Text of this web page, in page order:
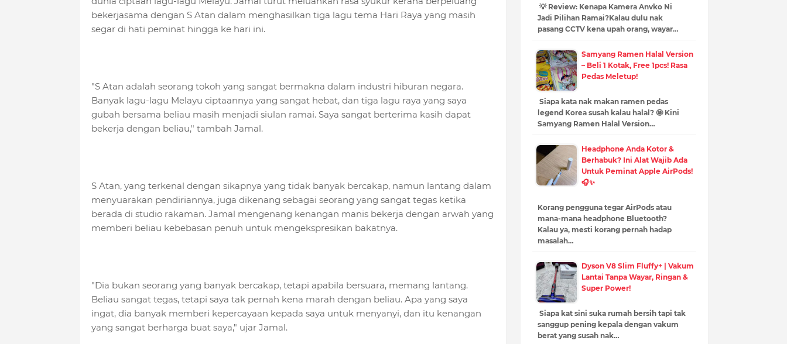
bekerjasama dengan S Atan dalam menghasilkan tiga lagu tema Hari Raya yang masih
segar di hati peminat hingga ke hari ini.
"S Atan adalah seorang tokoh yang sangat bermakna dalam industri hiburan negara.
Banyak lagu-lagu Melayu ciptaannya yang sangat hebat, dan tiga lagu raya yang saya
gubah bersama beliau masih menjadi siulan ramai. Saya sangat berterima kasih dapat
bekerja dengan beliau," tambah Jamal.
S Atan, yang terkenal dengan sikapnya yang tidak banyak bercakap, namun lantang dalam
menyuarakan pendiriannya, juga dikenang sebagai seorang yang sangat tegas ketika
berada di studio rakaman. Jamal mengenang kenangan manis bekerja dengan arwah yang
memberi beliau kebebasan penuh untuk mengekspresikan bakatnya.
"Dia bukan seorang yang banyak bercakap, tetapi apabila bersuara, memang lantang.
Beliau sangat tegas, tetapi saya tak pernah kena marah dengan beliau. Apa yang saya
ingat, dia banyak memberi kepercayaan kepada saya untuk menyanyi, dan itu kenangan
yang sangat berharga buat saya," ujar Jamal.
💡 Review: Kenapa Kamera Anvko Ni
Jadi Pilihan Ramai?Kalau dulu nak
pasang CCTV kena upah orang, wayar…
Samyang Ramen Halal Version
– Beli 1 Kotak, Free 1pcs! Rasa
Pedas Meletup!
Siapa kata nak makan ramen pedas
legend Korea susah kalau halal? 🤩 Kini
Samyang Ramen Halal Version…
Headphone Anda Kotor &
Berhabuk? Ini Alat Wajib Ada
Untuk Peminat Apple AirPods!
🎧✨
Korang pengguna tegar AirPods atau
mana-mana headphone Bluetooth?
Kalau ya, mesti korang pernah hadap
masalah…
Dyson V8 Slim Fluffy+ | Vakum
Lantai Tanpa Wayar, Ringan &
Super Power!
Siapa kat sini suka rumah bersih tapi tak
sanggup pening kepala dengan vakum
berat yang susah nak…